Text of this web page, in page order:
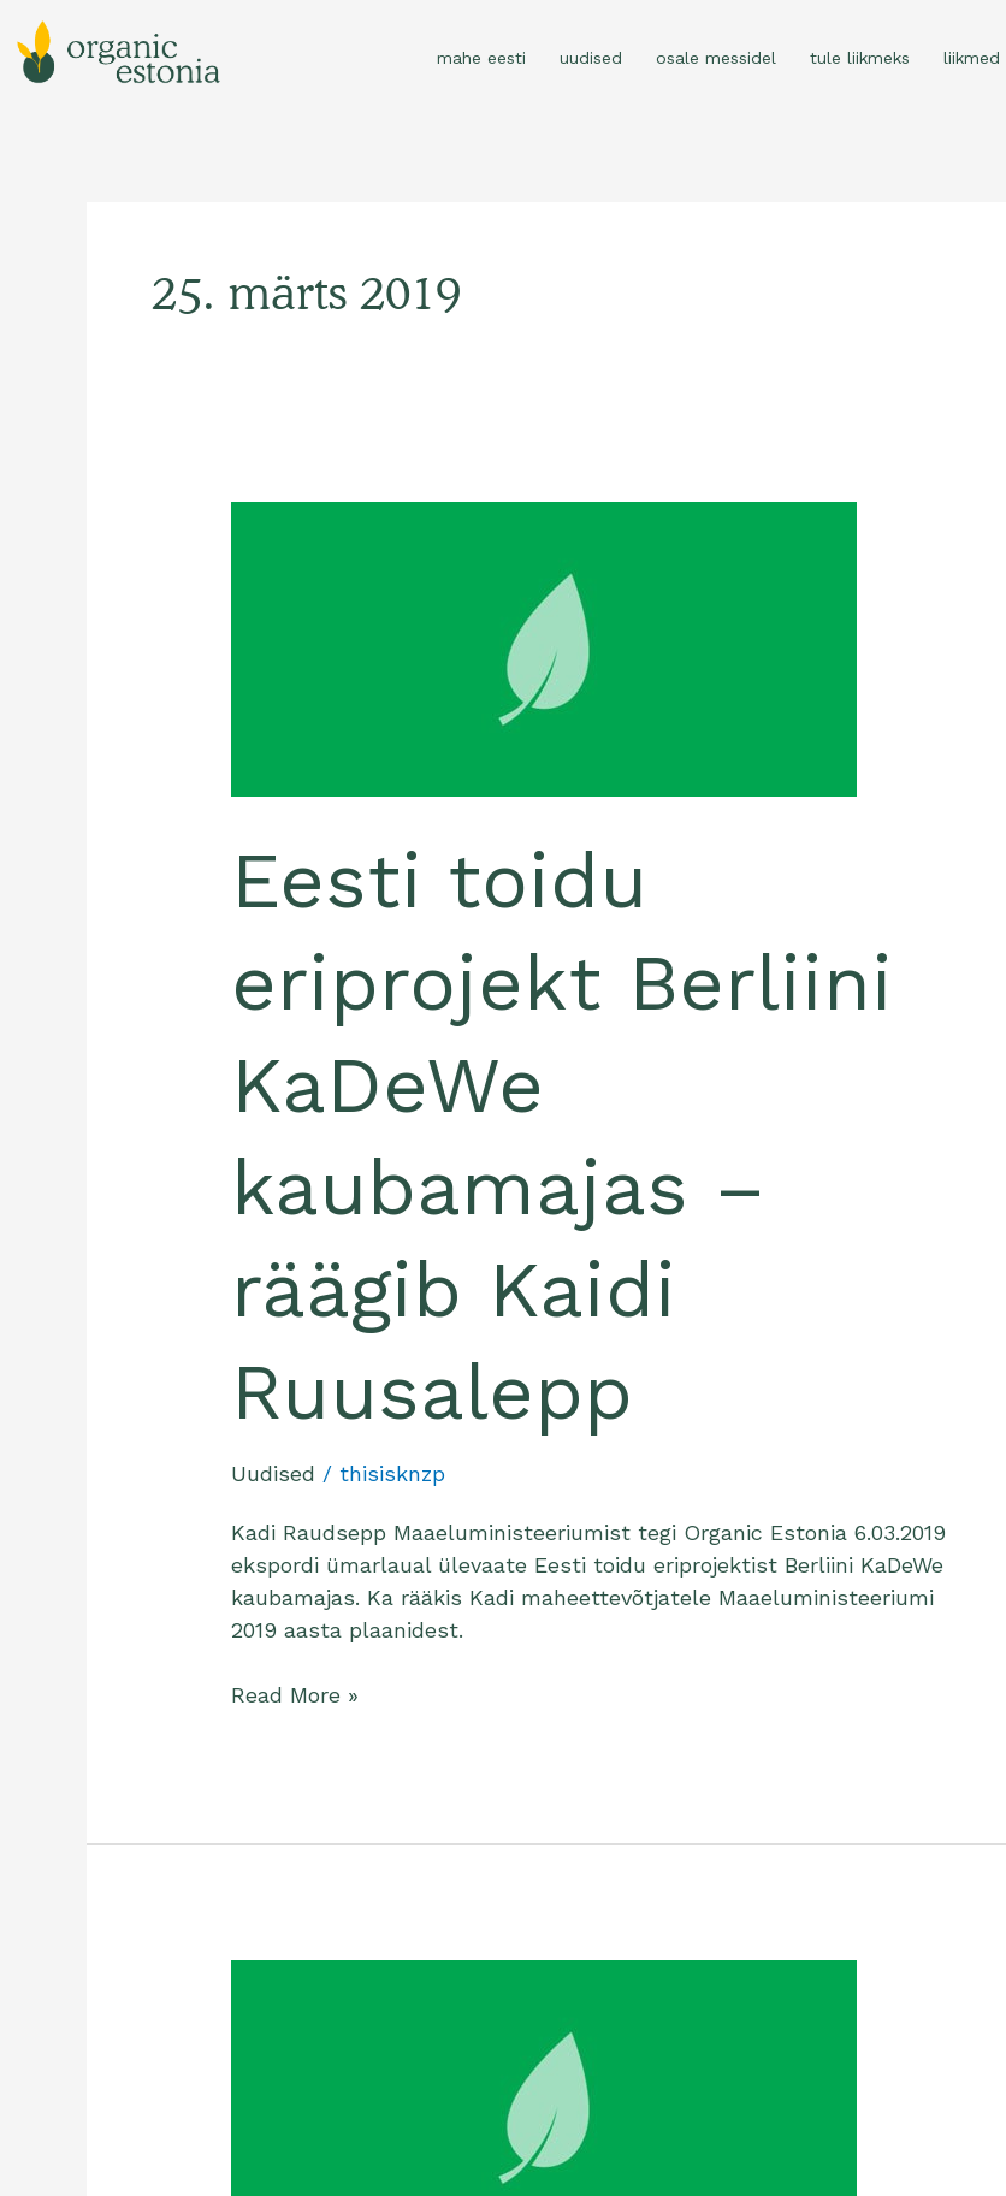
Skip
to
content
mahe eesti uudised osale messidel tule liikmeks liikmed
25. märts 2019
Eesti toidu
eriprojekt Berliini
KaDeWe
kaubamajas –
räägib Kaidi
Ruusalepp
Uudised /thisisknzp
Kadi Raudsepp Maaeluministeeriumist tegi Organic Estonia 6.03.2019
ekspordi ümarlaual ülevaate Eesti toidu eriprojektist Berliini KaDeWe
kaubamajas. Ka rääkis Kadi maheettevõtjatele Maaeluministeeriumi
2019 aasta plaanidest.
Read More »